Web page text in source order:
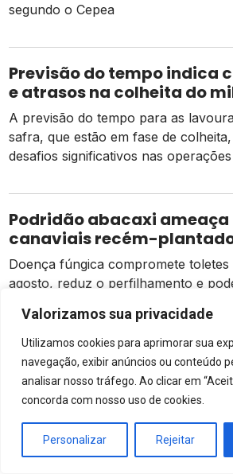
Valorizamos sua privacidade
Utilizamos cookies para aprimorar sua
navegação, exibir anúncios ou conteúdo
analisar nosso tráfego. Ao clicar em
concorda com nosso uso de cookies.
Personalizar Rejeitar
segundo o Cepea
Previsão do tempo indica
e atrasos na colheita do
safra
A previsão do tempo para as
safra, que estão em fase de
desafios significativos nas
em relação ao mesmo período do
atividades estão ocorrendo de
comparação à média dos […]
Podridão abacaxi
canaviais recém-
Doença fúngica compromete
agosto, reduz o perfilhamento e
prevenção começa na escolha das